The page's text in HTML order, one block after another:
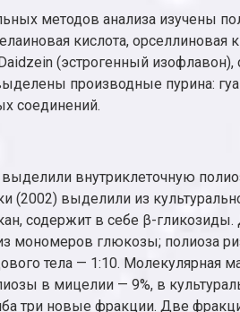
методов анализа изучены
кислота,
(эстрогенный
производные пурина:
соединений.
внутриклеточную
(2002) выделили из
содержит в себе β-
мономеров глюкозы; полиоза
тела — 1:10. Молекулярная
в мицелии — 9%, в
три новые фракции. Две